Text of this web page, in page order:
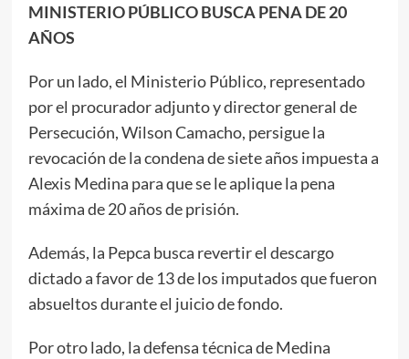
MINISTERIO PÚBLICO BUSCA PENA DE 20
AÑOS
Por un lado, el Ministerio Público, representado
por el procurador adjunto y director general de
Persecución, Wilson Camacho, persigue la
revocación de la condena de siete años impuesta a
Alexis Medina para que se le aplique la pena
máxima de 20 años de prisión.
Además, la Pepca busca revertir el descargo
dictado a favor de 13 de los imputados que fueron
absueltos durante el juicio de fondo.
Por otro lado, la defensa técnica de Medina